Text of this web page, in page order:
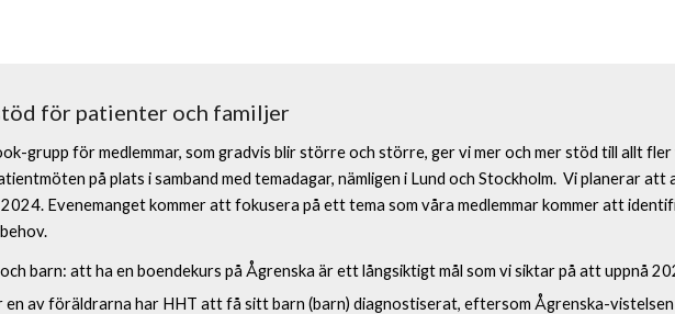
för patienter och familjer
grupp för medlemmar, som gradvis blir större och större, ger vi mer och mer stöd till allt
på plats i samband med temadagar, nämligen i Lund och Stockholm. Vi planerar
Evenemanget kommer att fokusera på ett tema som våra medlemmar kommer att
barn: att ha en boendekurs på Ågrenska är ett långsiktigt mål som vi siktar på att uppnå
en av föräldrarna har HHT att få sitt barn (barn) diagnostiserat, eftersom Ågrenska-